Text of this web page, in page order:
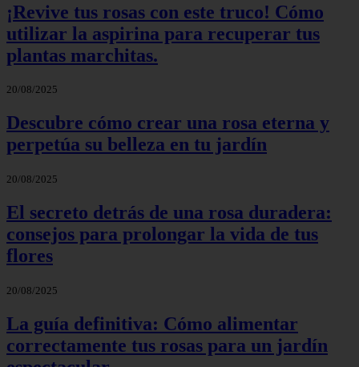
¡Revive tus rosas con este truco! Cómo
utilizar la aspirina para recuperar tus
plantas marchitas.
20/08/2025
Descubre cómo crear una rosa eterna y
perpetúa su belleza en tu jardín
20/08/2025
El secreto detrás de una rosa duradera:
consejos para prolongar la vida de tus
flores
20/08/2025
La guía definitiva: Cómo alimentar
correctamente tus rosas para un jardín